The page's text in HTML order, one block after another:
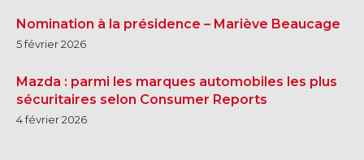
Nomination à la présidence – Mariève Beaucage
5 février 2026
Mazda : parmi les marques automobiles les plus
sécuritaires selon Consumer Reports
4 février 2026